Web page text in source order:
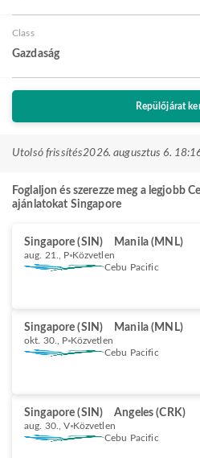
Class
Gazdaság
Repülőjárat
Utolsó frissítés2026. augusztus 6.
Foglaljon és szerezze meg a legjobb
ajánlatokat Singapore
Singapore (SIN) Manila (MNL)
aug. 21., P Közvetlen
Cebu Pacific
Singapore (SIN) Manila (MNL)
okt. 30., P Közvetlen
Cebu Pacific
Singapore (SIN) Angeles (CRK)
aug. 30., V Közvetlen
Cebu Pacific